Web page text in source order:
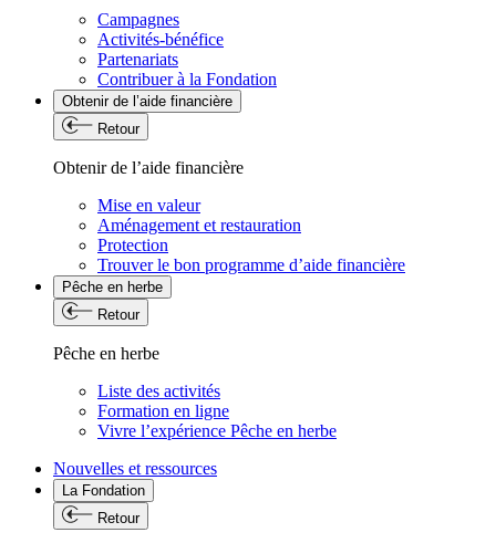
Campagnes
Activités-bénéfice
Partenariats
Contribuer à la Fondation
Obtenir de l’aide financière
Retour
Obtenir de l’aide financière
Mise en valeur
Aménagement et restauration
Protection
Trouver le bon programme d’aide financière
Pêche en herbe
Retour
Pêche en herbe
Liste des activités
Formation en ligne
Vivre l’expérience Pêche en herbe
Nouvelles et ressources
La Fondation
Retour